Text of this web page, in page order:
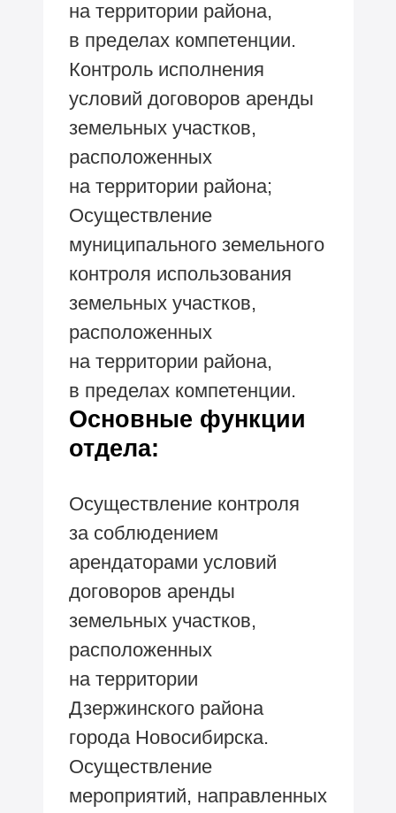
на территории района,
в пределах компетенции.
Контроль исполнения
условий договоров аренды
земельных участков,
расположенных
на территории района;
Осуществление
муниципального земельного
контроля использования
земельных участков,
расположенных
на территории района,
в пределах компетенции.
Основные функции
отдела:
Осуществление контроля
за соблюдением
арендаторами условий
договоров аренды
земельных участков,
расположенных
на территории
Дзержинского района
города Новосибирска.
Осуществление
мероприятий, направленных